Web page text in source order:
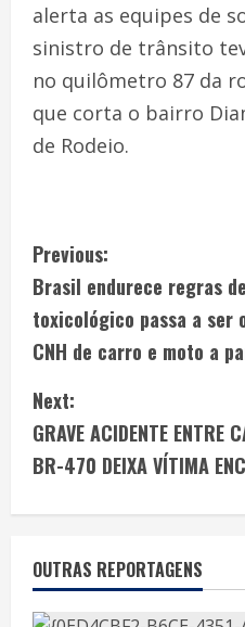
alerta as equipes de
sinistro de trânsito
no quilômetro 87 da
que corta o bairro
de Rodeio.
Previous:
Brasil endurece regras
toxicológico passa a
CNH de carro e moto a
Next:
GRAVE ACIDENTE ENTRE
BR-470 DEIXA VÍTIMA
OUTRAS REPORTAGENS